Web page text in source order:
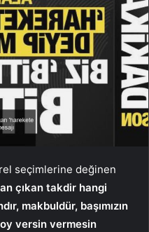
seçimlerine değinen
çıkan takdir hangi
makbuldür, başımızın
versin vermesin